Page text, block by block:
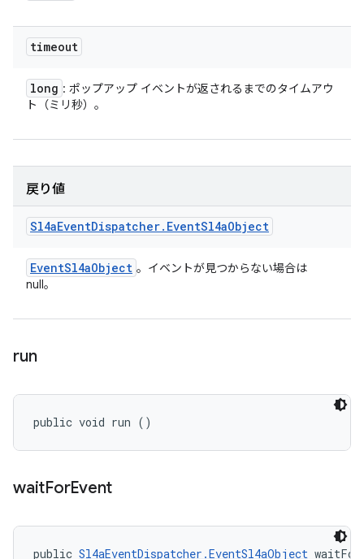
timeout
long : ポップアップ イベントが返されるまでのタイムアウ
ト（ミリ秒）。
戻り値
Sl4aEventDispatcher. EventSl4aObject
EventSl4aObject 。イベントが見つからない場合は
null。
run
public void run ()
waitForEvent
public Sl4aEventDispatcher.EventSl4aObject